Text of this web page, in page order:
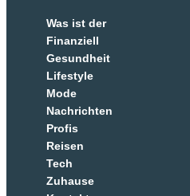
Was ist der
Finanziell
Gesundheit
Lifestyle
Mode
Nachrichten
Profis
Reisen
Tech
Zuhause